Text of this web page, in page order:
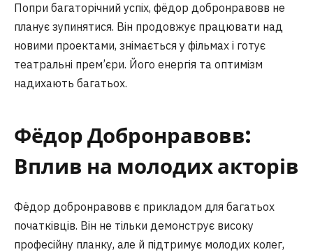
Попри багаторічний успіх, фёдор добронравовв не
планує зупинятися. Він продовжує працювати над
новими проектами, знімається у фільмах і готує
театральні прем’єри. Його енергія та оптимізм
надихають багатьох.
Фёдор Добронравовв:
Вплив на молодих акторів
Фёдор добронравовв є прикладом для багатьох
початківців. Він не тільки демонструє високу
професійну планку, але й підтримує молодих колег,